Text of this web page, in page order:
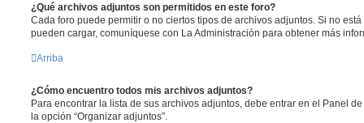
¿Qué archivos adjuntos son permitidos en este foro?
Cada foro puede permitir o no ciertos tipos de archivos adjuntos. Si no
pueden cargar, comuníquese con La Administración para obtener más
Arriba
¿Cómo encuentro todos mis archivos adjuntos?
Para encontrar la lista de sus archivos adjuntos, debe entrar en el Panel
la opción “Organizar adjuntos”.